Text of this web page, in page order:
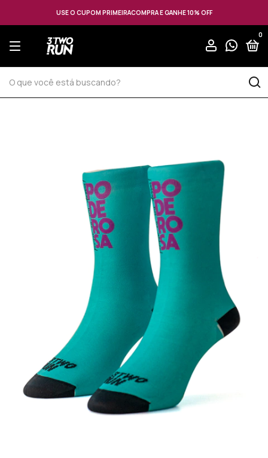
USE O CUPOM PRIMEIRACOMPRA E GANHE 10% OFF
0